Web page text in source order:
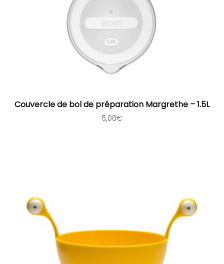
Couvercle de bol de préparation Margrethe – 1.5L
5,00€